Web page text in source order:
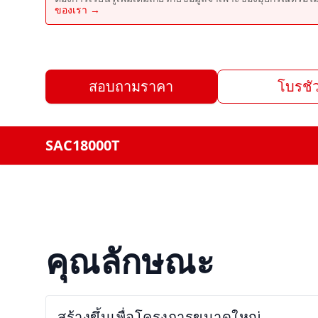
ของเรา →
สอบถามราคา โบรชั
SAC18000T
คุณลักษณะ